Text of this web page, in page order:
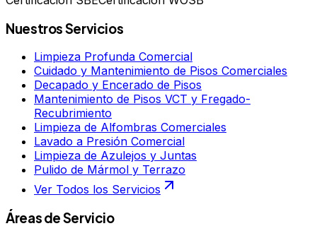
Nuestros Servicios
Limpieza Profunda Comercial
Cuidado y Mantenimiento de Pisos Comerciales
Decapado y Encerado de Pisos
Mantenimiento de Pisos VCT y Fregado-
Recubrimiento
Limpieza de Alfombras Comerciales
Lavado a Presión Comercial
Limpieza de Azulejos y Juntas
Pulido de Mármol y Terrazo
Ver Todos los Servicios
Áreas de Servicio